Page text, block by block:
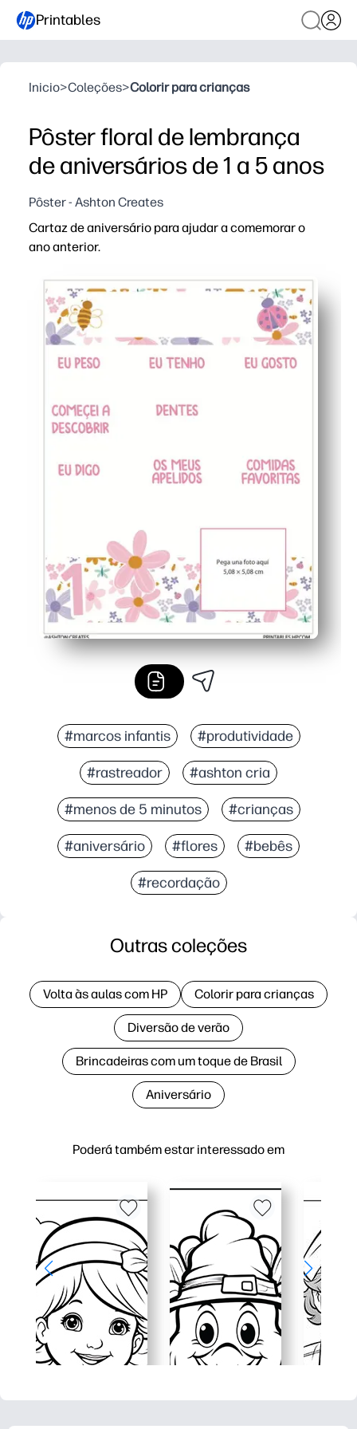
Printables
Inicio>Coleções>Colorir para crianças
Pôster floral de lembrança
de aniversários de 1 a 5 anos
Pôster - Ashton Creates
Cartaz de aniversário para ajudar a comemorar o
ano anterior.
#marcos infantis #produtividade
#rastreador #ashton cria
#menos de 5 minutos #crianças
#aniversário #flores #bebês
#recordação
Poderá também estar interessado em
Outras coleções
Volta às aulas com HP Colorir para crianças
Diversão de verão
Brincadeiras com um toque de Brasil
Aniversário